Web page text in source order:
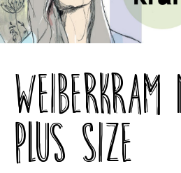
Weiberkram
Plus Size